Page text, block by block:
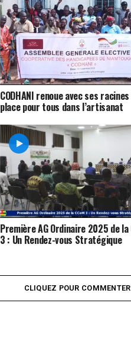
CODHANI renoue avec ses
place pour tous dans l’artisanat
Première AG Ordinaire 2025 de la
3 : Un Rendez-vous Stratégique
CLIQUEZ POUR COMMENTER